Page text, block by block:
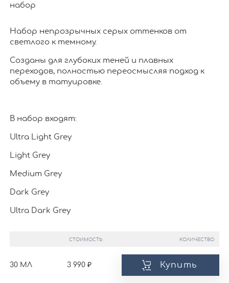
набор
Набор непрозрычных серых оттенков от
светлого к темному.
Созданы для глубоких теней и плавных
переходов, полностью переосмысляя подход к
объему в татуировке.
В набор входят:
Ultra Light Grey
Light Grey
Medium Grey
Dark Grey
Ultra Dark Grey
СТОИМОСТЬ КОЛИЧЕСТВО
30 МЛ 3 990 Купить